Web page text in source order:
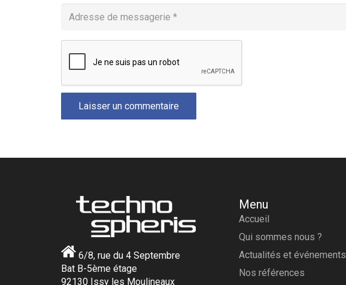
Laisser un commentaire
6/8, rue du 4 Septembre
Bat B-5ème étage
92130 Issy les Moulineaux
Menu
Accueil
Qui sommes nous ?
Actualités et événements
Nos références